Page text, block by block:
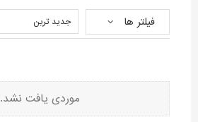
فیلتر ها جدید ترین
موردی یافت نشد.